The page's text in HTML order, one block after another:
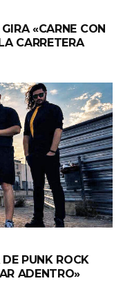
«CARNE CON
CARRETERA
PUNK ROCK
ADENTRO»